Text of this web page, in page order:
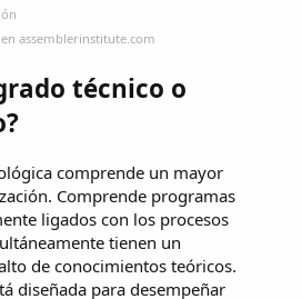
assemblerinstitute.com
técnico o
comprende un mayor
Comprende programas
ligados con los procesos
tienen un
de conocimientos teóricos.
diseñada para desempeñar